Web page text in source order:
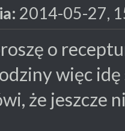
2014-05-27,
o
więc
że jeszcze